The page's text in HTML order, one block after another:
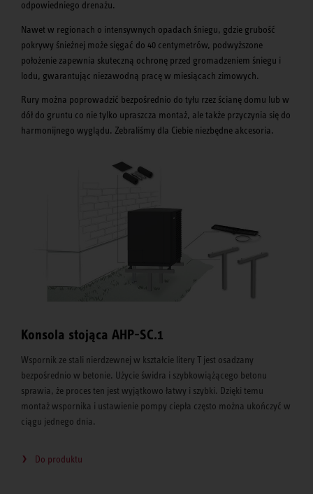
odpowiedniego drenażu.
Nawet w regionach o intensywnych opadach śniegu, gdzie grubość
pokrywy śnieżnej może sięgać do 40 centymetrów, podwyższone
położenie zapewnia skuteczną ochronę przed gromadzeniem śniegu i
lodu, gwarantując niezawodną pracę w miesiącach zimowych.
Rury można poprowadzić bezpośrednio do tyłu rzez ścianę domu lub w
dół do gruntu co nie tylko upraszcza montaż, ale także przyczynia się do
harmonijnego wyglądu. Zebraliśmy dla Ciebie niezbędne akcesoria.
Konsola stojąca AHP-SC.1
Wspornik ze stali nierdzewnej w kształcie litery T jest osadzany
bezpośrednio w betonie. Użycie świdra i szybkowiążącego betonu
sprawia, że ​​proces ten jest wyjątkowo łatwy i szybki. Dzięki temu
montaż wspornika i ustawienie pompy ciepła często można ukończyć w
ciągu jednego dnia.
Do produktu